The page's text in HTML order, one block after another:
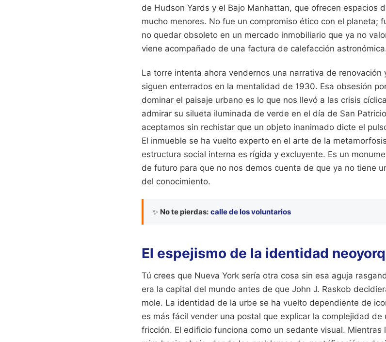
de Hudson Yards y el Bajo Manhattan, que ofrecen espacios
mucho menores. No fue un compromiso ético con el planeta;
no quedar obsoleto en un mercado inmobiliario que ya no
viene acompañado de una factura de calefacción
La torre intenta ahora vendernos una narrativa de renovación
siguen enterrados en la mentalidad de 1930. Esa obsesión
dominar el paisaje urbano es lo que nos llevó a las crisis
admirar su silueta iluminada de verde en el día de San
aceptamos sin rechistar que un objeto inanimado dicte el
El inmueble se ha vuelto experto en el arte de la
estructura social interna es rígida y excluyente. Es un
de futuro para que no nos demos cuenta de que ya no tiene
del conocimiento.
✨ No te pierdas: calle de los voluntarios
El espejismo de la identidad
Tú crees que Nueva York sería otra cosa sin esa aguja
era la capital del mundo antes de que John J. Raskob
mole. La identidad de la urbe se ha vuelto dependiente de
es más fácil vender una postal que explicar la complejidad
fricción. El edificio funciona como un sedante visual. Mientras